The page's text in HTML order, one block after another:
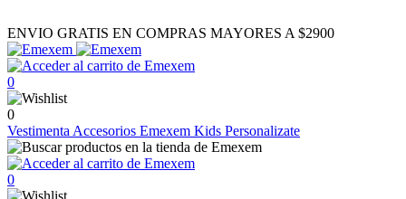
ENVIO GRATIS EN COMPRAS MAYORES A $2900
0
0
Vestimenta Accesorios Emexem Kids Personalizate
0